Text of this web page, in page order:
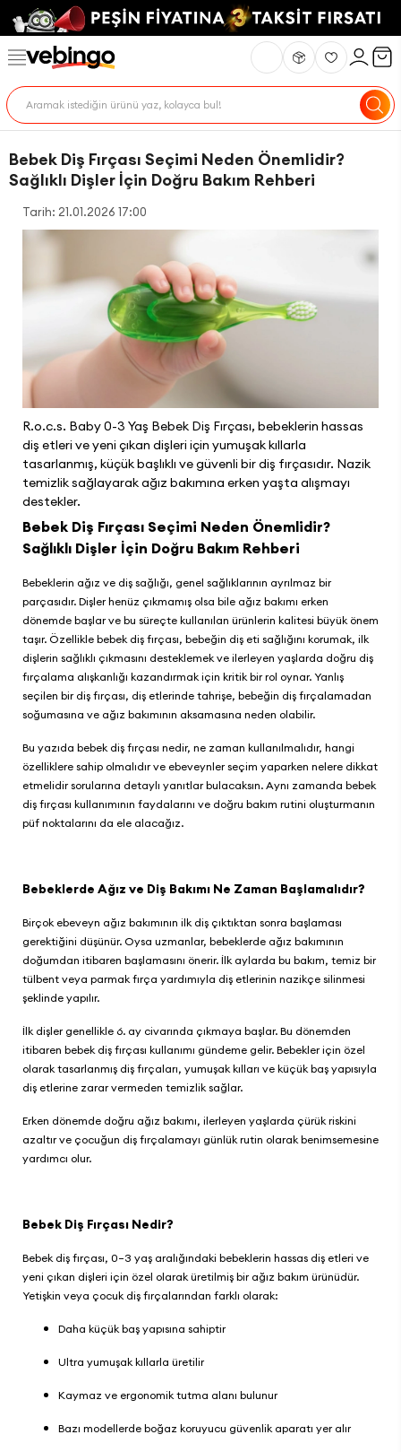
Bebek Diş Fırçası Seçimi Neden Önemlidir?
Sağlıklı Dişler İçin Doğru Bakım Rehberi
Tarih: 21.01.2026 17:00
R.o.c.s. Baby 0-3 Yaş Bebek Diş Fırçası, bebeklerin hassas
diş etleri ve yeni çıkan dişleri için yumuşak kıllarla
tasarlanmış, küçük başlıklı ve güvenli bir diş fırçasıdır. Nazik
temizlik sağlayarak ağız bakımına erken yaşta alışmayı
destekler.
Bebek Diş Fırçası Seçimi Neden Önemlidir?
Sağlıklı Dişler İçin Doğru Bakım Rehberi
Bebeklerin ağız ve diş sağlığı, genel sağlıklarının ayrılmaz bir
parçasıdır. Dişler henüz çıkmamış olsa bile ağız bakımı erken
dönemde başlar ve bu süreçte kullanılan ürünlerin kalitesi büyük önem
taşır. Özellikle bebek diş fırçası, bebeğin diş eti sağlığını korumak, ilk
dişlerin sağlıklı çıkmasını desteklemek ve ilerleyen yaşlarda doğru diş
fırçalama alışkanlığı kazandırmak için kritik bir rol oynar. Yanlış
seçilen bir diş fırçası, diş etlerinde tahrişe, bebeğin diş fırçalamadan
soğumasına ve ağız bakımının aksamasına neden olabilir.
Bu yazıda bebek diş fırçası nedir, ne zaman kullanılmalıdır, hangi
özelliklere sahip olmalıdır ve ebeveynler seçim yaparken nelere dikkat
etmelidir sorularına detaylı yanıtlar bulacaksın. Aynı zamanda bebek
diş fırçası kullanımının faydalarını ve doğru bakım rutini oluşturmanın
püf noktalarını da ele alacağız.
Bebeklerde Ağız ve Diş Bakımı Ne Zaman Başlamalıdır?
Birçok ebeveyn ağız bakımının ilk diş çıktıktan sonra başlaması
gerektiğini düşünür. Oysa uzmanlar, bebeklerde ağız bakımının
doğumdan itibaren başlamasını önerir. İlk aylarda bu bakım, temiz bir
tülbent veya parmak fırça yardımıyla diş etlerinin nazikçe silinmesi
şeklinde yapılır.
İlk dişler genellikle 6. ay civarında çıkmaya başlar. Bu dönemden
itibaren bebek diş fırçası kullanımı gündeme gelir. Bebekler için özel
olarak tasarlanmış diş fırçaları, yumuşak kılları ve küçük baş yapısıyla
diş etlerine zarar vermeden temizlik sağlar.
Erken dönemde doğru ağız bakımı, ilerleyen yaşlarda çürük riskini
azaltır ve çocuğun diş fırçalamayı günlük rutin olarak benimsemesine
yardımcı olur.
Bebek Diş Fırçası Nedir?
Bebek diş fırçası, 0–3 yaş aralığındaki bebeklerin hassas diş etleri ve
yeni çıkan dişleri için özel olarak üretilmiş bir ağız bakım ürünüdür.
Yetişkin veya çocuk diş fırçalarından farklı olarak:
Daha küçük baş yapısına sahiptir
Ultra yumuşak kıllarla üretilir
Kaymaz ve ergonomik tutma alanı bulunur
Bazı modellerde boğaz koruyucu güvenlik aparatı yer alır